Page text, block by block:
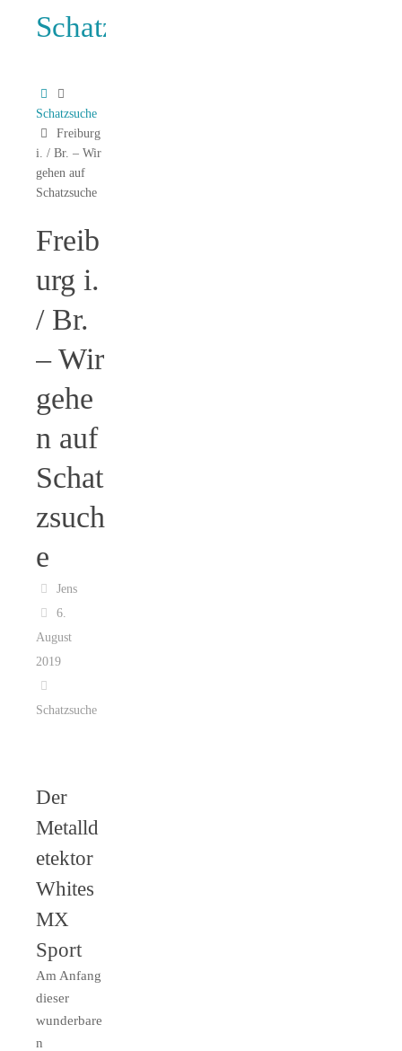
Schatzsuchen.de
Schatzsuche
Freiburg
i. / Br. – Wir
gehen auf
Schatzsuche
Freib
urg i.
/ Br.
– Wir
gehe
n auf
Schat
zsuch
e
Jens
6.
August
2019
Schatzsuche
Der
Metalld
etektor
Whites
MX
Sport
Am Anfang
dieser
wunderbare
n